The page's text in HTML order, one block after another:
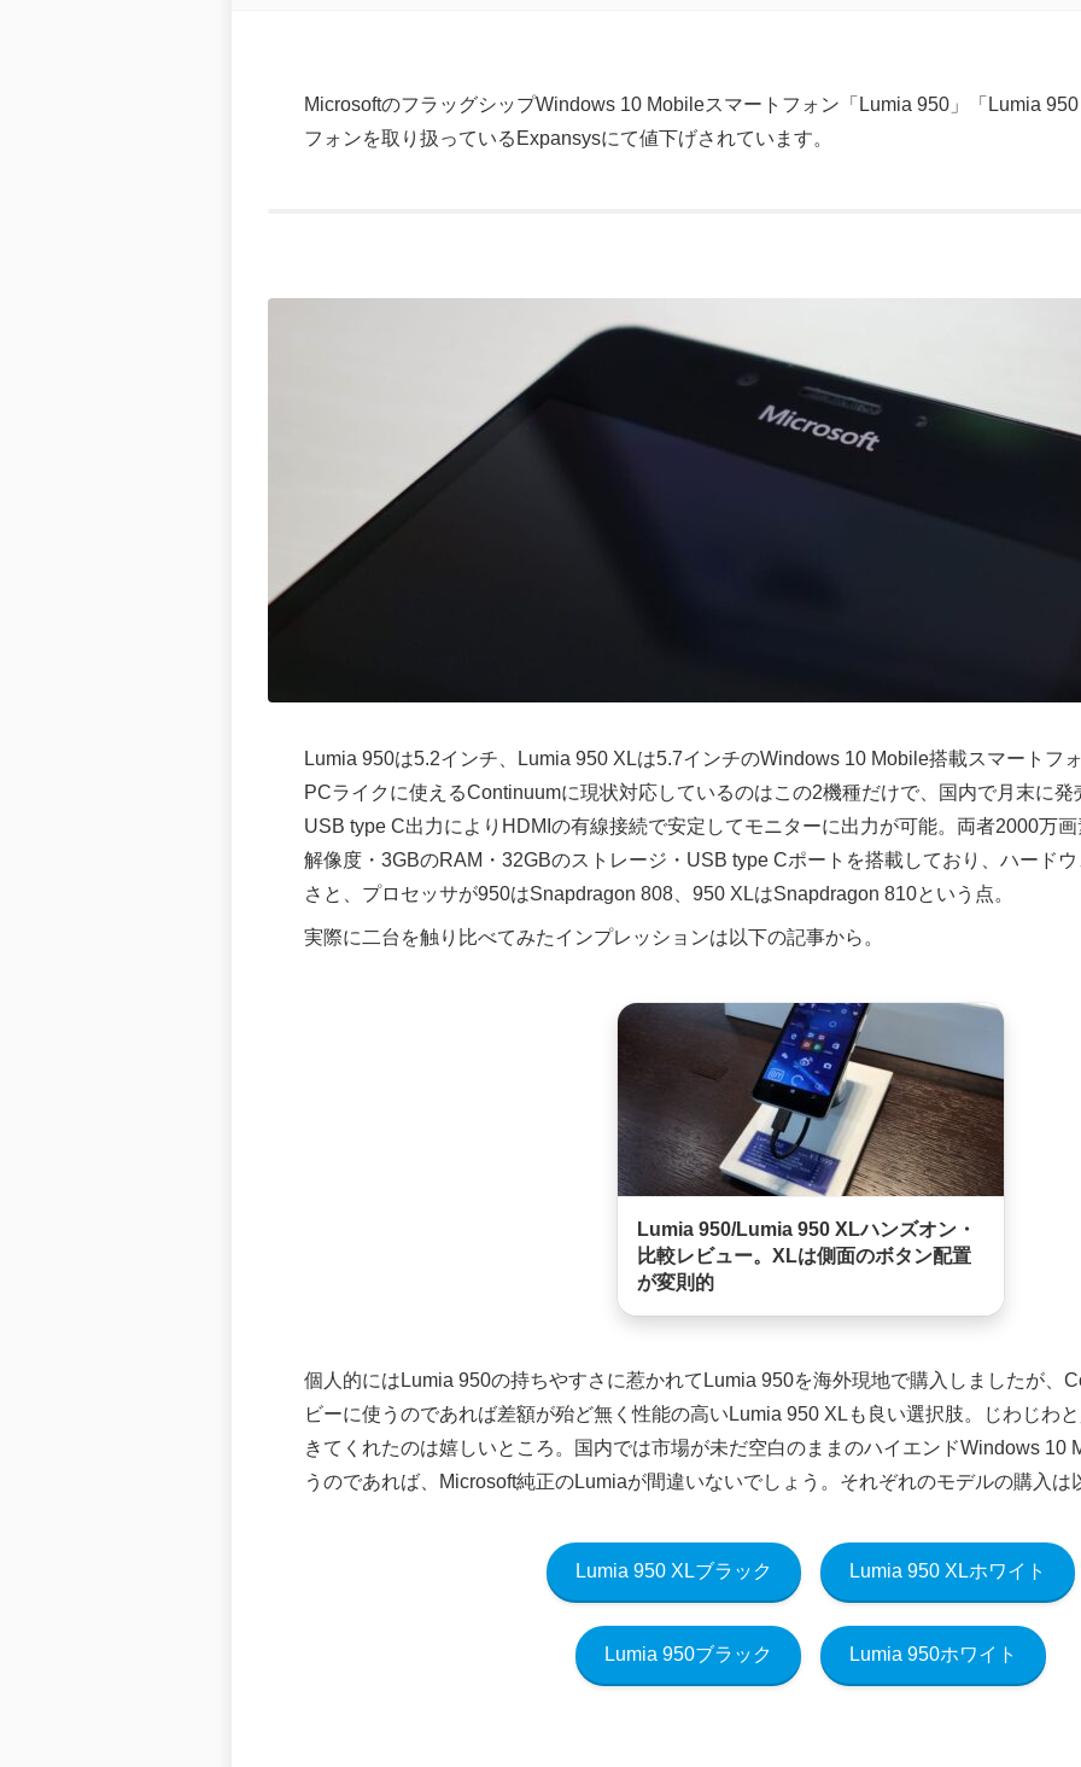
MicrosoftのフラッグシップWindows 10 Mobileスマートフォン「Lumia 950」「Lumia
フォンを取り扱っているExpansysにて値下げされています。
Lumia 950は5.2インチ、Lumia 950 XLは5.7インチのWindows 10 Mobile搭載スマートフ
PCライクに使えるContinuumに現状対応しているのはこの2機種だけで、国内で月末に
USB type C出力によりHDMIの有線接続で安定してモニターに出力が可能。両者2000万
解像度・3GBのRAM・32GBのストレージ・USB type Cポートを搭載しており、ハード
さと、プロセッサが950はSnapdragon 808、950 XLはSnapdragon 810という点。
実際に二台を触り比べてみたインプレッションは以下の記事から。
Lumia 950/Lumia 950 XLハンズオン・
比較レビュー。XLは側面のボタン配置
が変則的
個人的にはLumia 950の持ちやすさに惹かれてLumia 950を海外現地で購入しましたが、
ビーに使うのであれば差額が殆ど無く性能の高いLumia 950 XLも良い選択肢。じわじわ
きてくれたのは嬉しいところ。国内では市場が未だ空白のままのハイエンドWindows 10
うのであれば、Microsoft純正のLumiaが間違いないでしょう。それぞれのモデルの購入は
Lumia 950 XLブラック Lumia 950 XLホワイト
Lumia 950ブラック Lumia 950ホワイト